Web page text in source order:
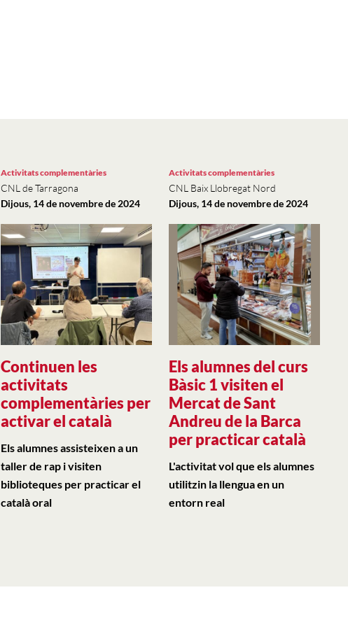
Continuen les
activitats
complementàries per
activar el català
Activitats complementàries
CNL de Tarragona
Dijous, 14 de novembre de 2024
Els alumnes assisteixen a un
taller de rap i visiten
biblioteques per practicar el
català oral
Els alumnes del curs
Bàsic 1 visiten el
Mercat de Sant
Andreu de la Barca
per practicar català
Activitats complementàries
CNL Baix Llobregat Nord
Dijous, 14 de novembre de 2024
L'activitat vol que els alumnes
utilitzin la llengua en un
entorn real